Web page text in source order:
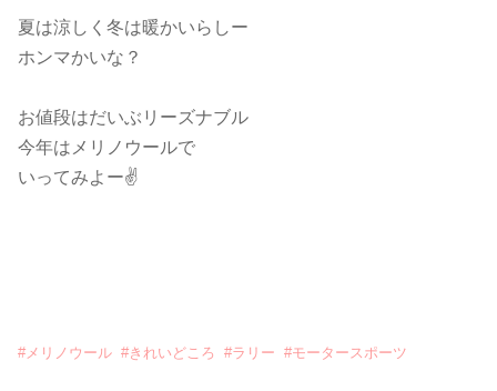
夏は涼しく冬は暖かいらしー
ホンマかいな？
お値段はだいぶリーズナブル
今年はメリノウールで
いってみよー✌
# メリノウール #きれいどころ #ラリー #モータースポーツ